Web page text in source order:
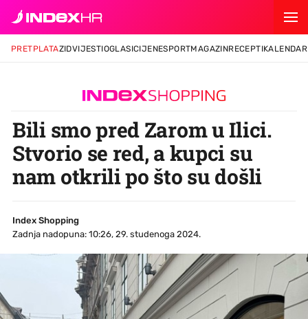
PRETPLATAZIDVIJESTIOGLASICIJENESPORTMAGAZINRECEPTIKALENDAR
Bili smo pred Zarom u Ilici.
Stvorio se red, a kupci su
nam otkrili po što su došli
Index Shopping
Zadnja nadopuna: 10:26, 29. studenoga 2024.